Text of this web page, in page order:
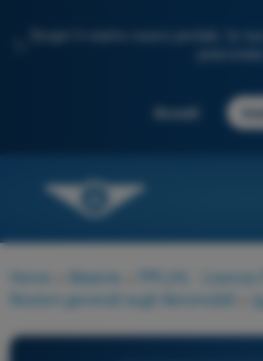
Scopri il nostro nuovo portale: la
Accedi
Home Materie PPL(H) -
Nozioni generali sugli Aeromobili